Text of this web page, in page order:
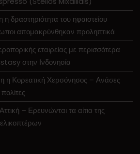
δραστηριότητα του ηφαιστείου
απομακρύνθηκαν προληπτικά
εταιρείας με περισσότερα
στην Ινδονησία
η Κορεατική Χερσόνησος – Ανάσες
– Ερευνώνται τα αίτια της